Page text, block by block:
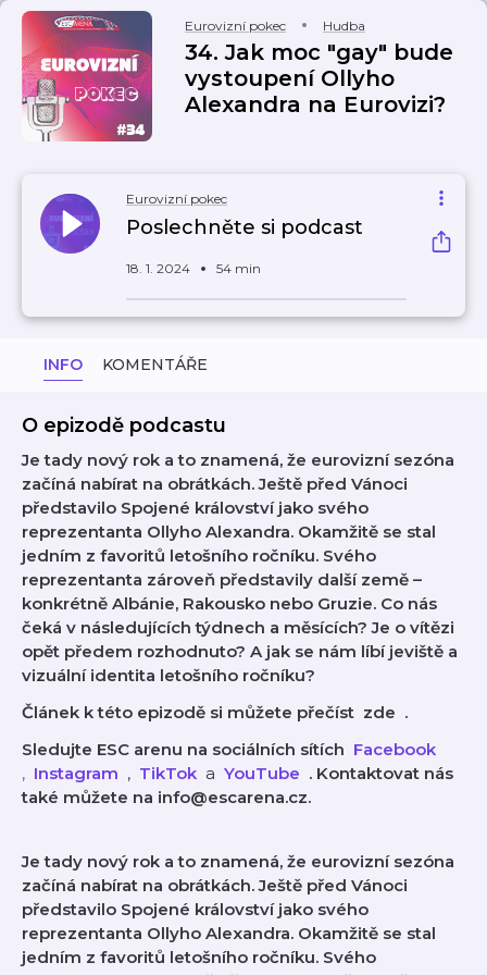
Eurovizní pokec Hudba
34. Jak moc "gay" bude
vystoupení Ollyho
Alexandra na Eurovizi?
Eurovizní pokec
Poslechněte si podcast
18. 1. 2024 54 min
INFO KOMENTÁŘE
O epizodě podcastu
Je tady nový rok a to znamená, že eurovizní sezóna
začíná nabírat na obrátkách. Ještě před Vánoci
představilo Spojené království jako svého
reprezentanta Ollyho Alexandra. Okamžitě se stal
jedním z favoritů letošního ročníku. Svého
reprezentanta zároveň představily další země –
konkrétně Albánie, Rakousko nebo Gruzie. Co nás
čeká v následujících týdnech a měsících? Je o vítězi
opět předem rozhodnuto? A jak se nám líbí jeviště a
vizuální identita letošního ročníku?
Článek k této epizodě si můžete přečíst zde .
Sledujte ESC arenu na sociálních sítích Facebook
⁠⁠⁠⁠⁠⁠⁠⁠⁠, ⁠⁠⁠ Instagram , TikTok a YouTube . Kontaktovat nás
také můžete na info@escarena.cz.
Je tady nový rok a to znamená, že eurovizní sezóna
začíná nabírat na obrátkách. Ještě před Vánoci
představilo Spojené království jako svého
reprezentanta Ollyho Alexandra. Okamžitě se stal
jedním z favoritů letošního ročníku. Svého